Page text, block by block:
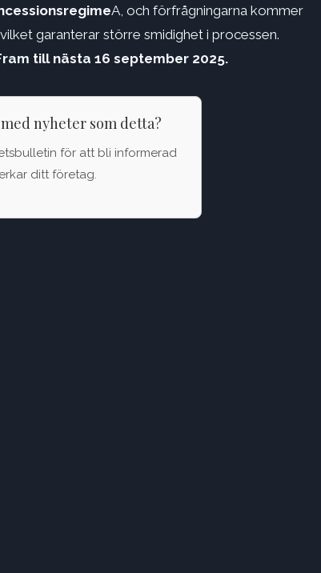
A, och förfrågningarna kommer
garanterar större smidighet i processen.
till nästa 16 september 2025.
nyheter som detta?
för att bli informerad
ditt företag.